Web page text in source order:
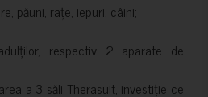
păuni, rațe, iepuri, câini;
respectiv 2 aparate de
a 3 săli Therasuit, investiție ce